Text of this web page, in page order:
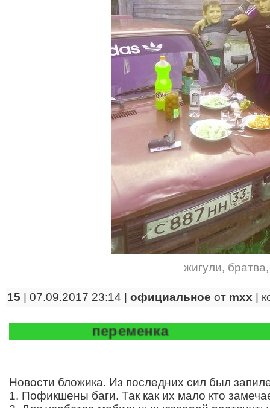
жигули, братва
15 | 07.09.2017 23:14 | официальное от mxx |
Новости бложика. Из последних сил был
1. Пофикшены баги. Так как их мало кто